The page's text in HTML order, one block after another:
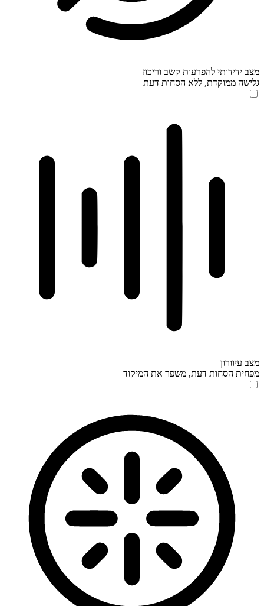
מצב ידידותי להפרעות קשב וריכוז
גלישה ממוקדת, ללא הסחות דעת
מצב עיוורון
מפחית הסחות דעת, משפר את המיקוד